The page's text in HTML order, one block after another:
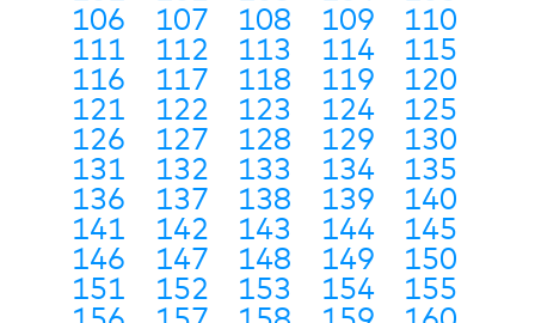
106
107 108 109
110
111
112 113 114
115
116
117 118 119
120
121
122 123 124
125
126
127 128 129
130
131
132 133 134
135
136
137 138 139
140
141
142 143 144
145
146
147 148 149
150
151
152 153 154
155